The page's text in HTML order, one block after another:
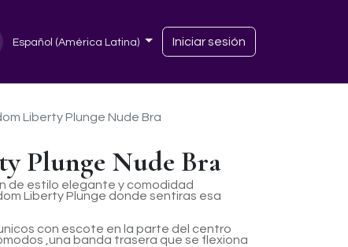
Español (América Latina) Iniciar sesión
Liberty Plunge Nude Bra
Plunge Nude Bra
de estilo elegante y comodidad
Liberty Plunge donde sentiras esa
con escote en la parte del centro
,una banda trasera que se flexiona